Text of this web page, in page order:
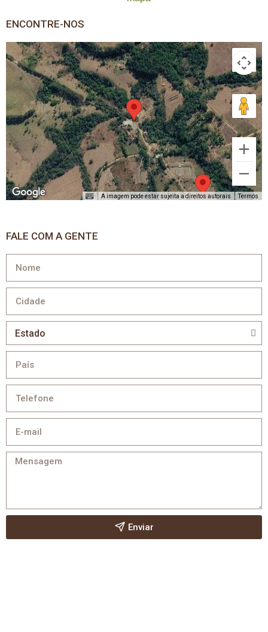
ENCONTRE-NOS
A imagem pode estar sujeita a direitos autorais Termos
FALE COM A GENTE
Enviar